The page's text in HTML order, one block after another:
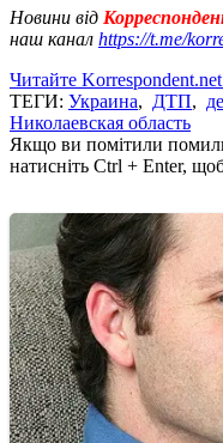
Новини від
наш канал https://t.me/
Читайте
ТЕГИ: Украина, ДТП,
Николаевская область
Якщо ви помітили
натисніть Ctrl + Enter,